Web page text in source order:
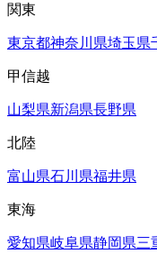
関東
東京都神奈川県埼玉県
甲信越
山梨県新潟県長野県
北陸
富山県石川県福井県
東海
愛知県岐阜県静岡県三